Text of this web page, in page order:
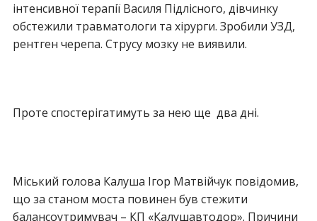
інтенсивної терапії Василя Підлісного, дівчинку
обстежили травматологи та хірурги. Зробили УЗД,
рентген черепа. Струсу мозку не виявили.
Проте спостерігатимуть за нею ще два дні.
Міський голова Калуша Ігор Матвійчук повідомив,
що за станом моста повинен був стежити
балансоутримувач – КП «Калушавтодор». Причини